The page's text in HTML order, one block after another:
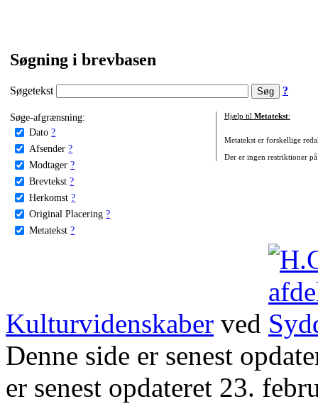
Søgning i brevbasen
Søgetekst ?
Søge-afgrænsning:
Dato ?
Afsender ?
Modtager ?
Brevtekst ?
Herkomst ?
Original Placering ?
Metatekst ?
Hjælp til Metatekst:
Metatekst er forskellige
Der er ingen restriktioner
Kulturvidenskaber ved
Denne side er senest
er senest opdateret 23.